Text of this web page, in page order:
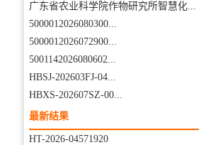
广东省农业科学院作物研究所智慧化...
5000012026080300...
5000012026072900...
5001142026080602...
HBSJ-202603FJ-04...
HBXS-202607SZ-00...
最新结果
HT-2026-04571920